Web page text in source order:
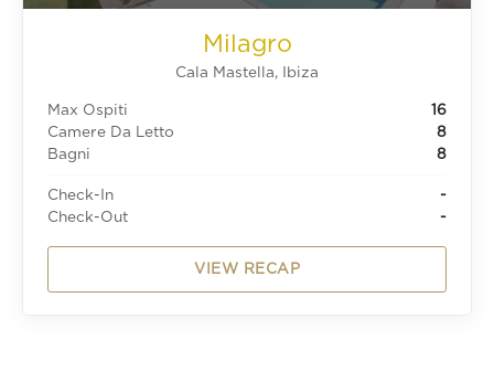
Milagro
Cala Mastella, Ibiza
Max Ospiti
16
Camere Da Letto
8
Bagni
8
Check-In
-
Check-Out
-
VIEW RECAP